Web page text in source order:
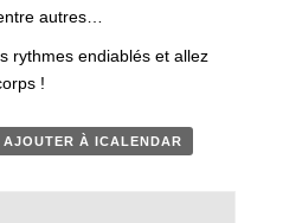
autres…
rythmes endiablés et allez
!
AJOUTER À ICALENDAR